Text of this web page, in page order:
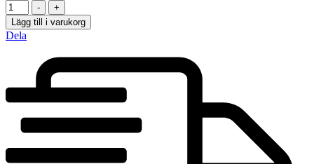
-
+
Lägg till i varukorg
Dela